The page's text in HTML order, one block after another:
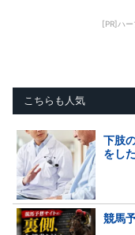
[PR]ハ
こちらも人気
下肢
をし
競馬